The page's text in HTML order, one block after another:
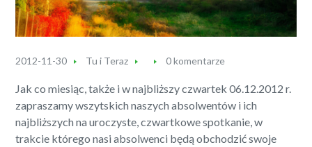
2012-11-30 Tu i Teraz 0 komentarze
Jak co miesiąc, także i w najbliższy czwartek 06.12.2012 r.
zapraszamy wszytskich naszych absolwentów i ich
najbliższych na uroczyste, czwartkowe spotkanie, w
trakcie którego nasi absolwenci będą obchodzić swoje